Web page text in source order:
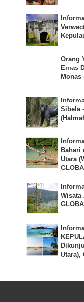
Orang
Emas
Monas
Sibela
Bahari
Utara
Wisata
Utara),